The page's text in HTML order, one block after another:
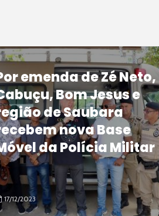
emenda de Zé Neto,
Bom Jesus e
de Saubara
nova Base
da Polícia Militar
17/12/2023